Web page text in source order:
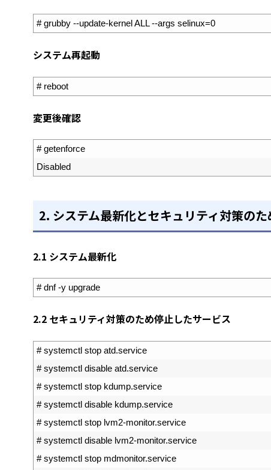
# grubby --update-kernel ALL --args selinux=0
システム再起動
# reboot
変更後確認
# getenforce
Disabled
2. システム最新化とセキュリティ対策の
2.1 システム最新化
# dnf -y upgrade
2.2 セキュリティ対策のため停止したサービス
# systemctl stop atd.service
# systemctl disable atd.service
# systemctl stop kdump.service
# systemctl disable kdump.service
# systemctl stop lvm2-monitor.service
# systemctl disable lvm2-monitor.service
# systemctl stop mdmonitor.service